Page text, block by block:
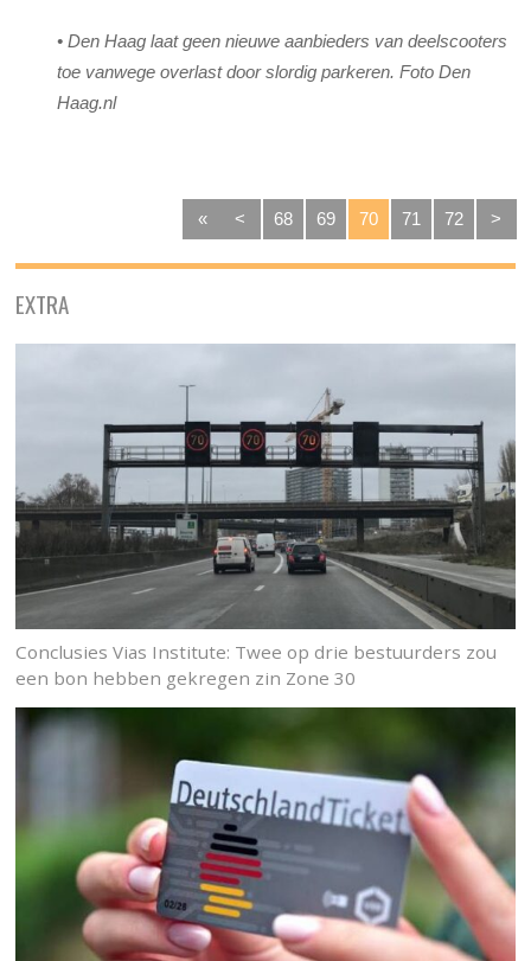
•Den Haag laat geen nieuwe aanbieders van deelscooters
toe vanwege overlast door slordig parkeren. Foto Den
Haag.nl
« < 68 69 70 71 72 >
EXTRA
Conclusies Vias Institute: Twee op drie bestuurders zou
een bon hebben gekregen zin Zone 30